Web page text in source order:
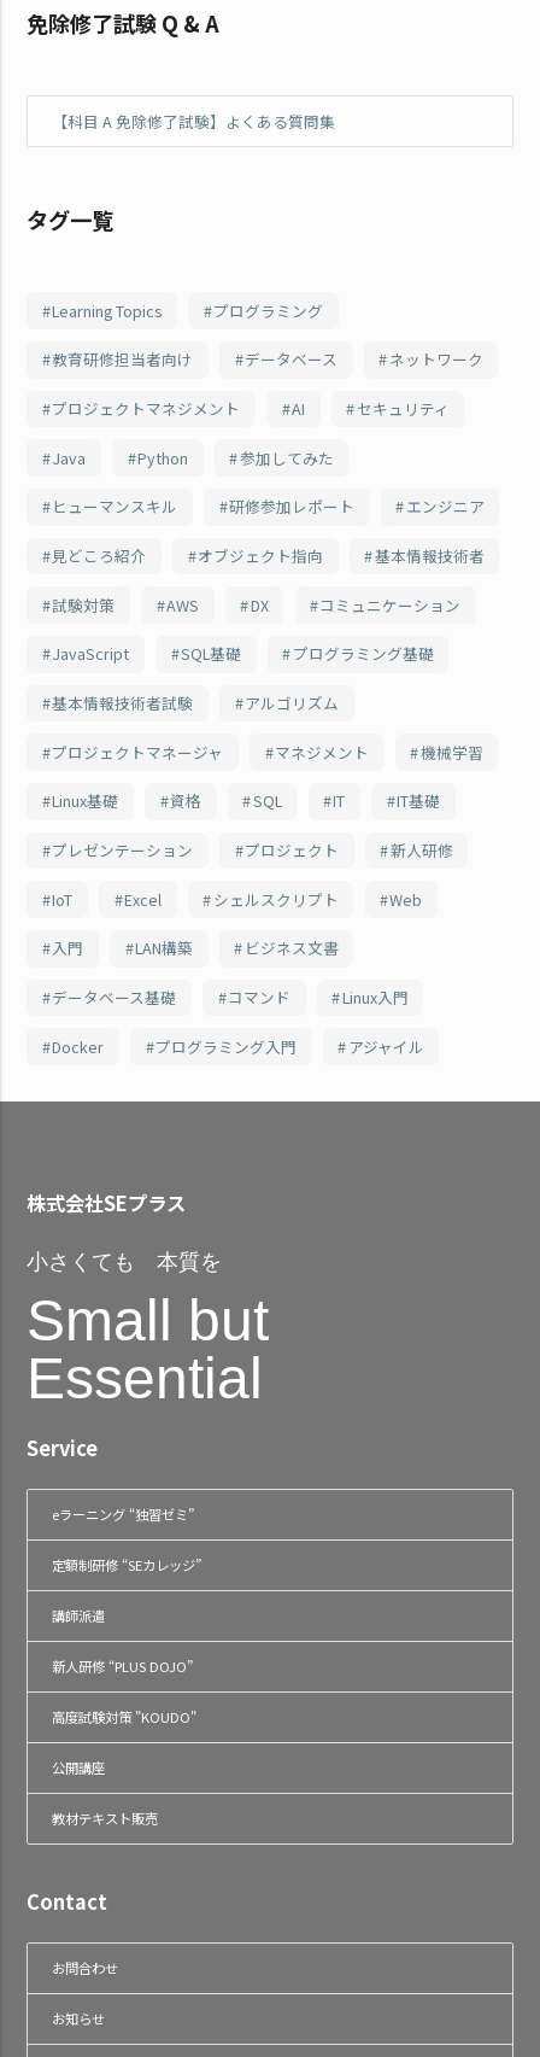
免除修了試験 Q & A
【科目 A 免除修了試験】よくある質問集
タグ一覧
Learning Topics プログラミング
教育研修担当者向け データベース ネットワーク
プロジェクトマネジメント AI セキュリティ
Java Python 参加してみた
ヒューマンスキル 研修参加レポート エンジニア
見どころ紹介 オブジェクト指向 基本情報技術者
試験対策 AWS DX コミュニケーション
JavaScript SQL基礎 プログラミング基礎
基本情報技術者試験 アルゴリズム
プロジェクトマネージャ マネジメント 機械学習
Linux基礎 資格 SQL IT IT基礎
プレゼンテーション プロジェクト 新人研修
IoT Excel シェルスクリプト Web
入門 LAN構築 ビジネス文書
データベース基礎 コマンド Linux入門
Docker プログラミング入門 アジャイル
株式会社SEプラス
小さくても 本質を
Small but
Essential
Service
eラーニング “独習ゼミ”
定額制研修 “SEカレッジ”
講師派遣
新人研修 “PLUS DOJO”
高度試験対策 "KOUDO"
公開講座
教材テキスト販売
Contact
お問合わせ
お知らせ